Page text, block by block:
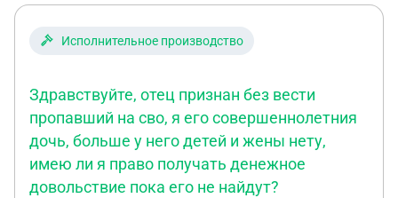
Исполнительное производство
Здравствуйте, отец признан без вести
пропавший на сво, я его совершеннолетния
дочь, больше у него детей и жены нету,
имею ли я право получать денежное
довольствие пока его не найдут?